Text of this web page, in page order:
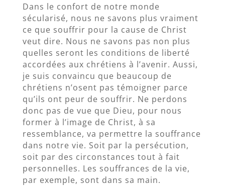
Dans le confort de notre monde
sécularisé, nous ne savons plus vraiment
ce que souffrir pour la cause de Christ
veut dire. Nous ne savons pas non plus
quelles seront les conditions de liberté
accordées aux chrétiens à l’avenir. Aussi,
je suis convaincu que beaucoup de
chrétiens n’osent pas témoigner parce
qu’ils ont peur de souffrir. Ne perdons
donc pas de vue que Dieu, pour nous
former à l’image de Christ, à sa
ressemblance, va permettre la souffrance
dans notre vie. Soit par la persécution,
soit par des circonstances tout à fait
personnelles. Les souffrances de la vie,
par exemple, sont dans sa main.